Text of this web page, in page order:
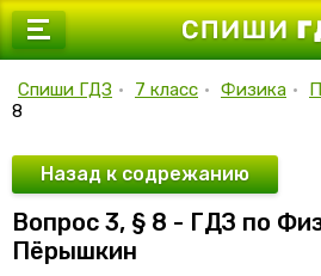
7 класс
10 класс
11 класс
Спиши ГДЗ • 7 класс • Физика •
8
Назад к содрежанию
Вопрос 3, § 8 - ГДЗ по
Пёрышкин